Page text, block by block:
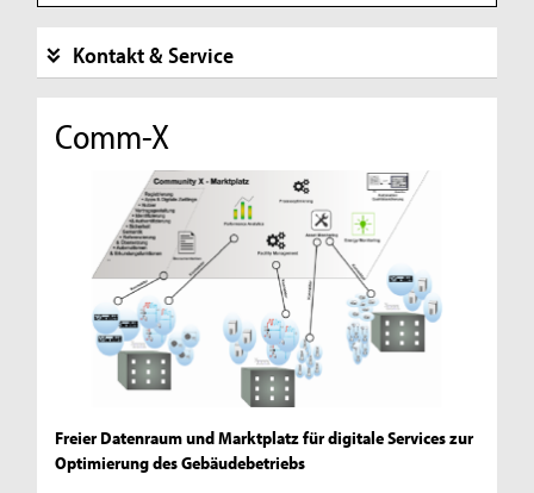
Kontakt & Service
Comm-X
Freier Datenraum und Marktplatz für digitale Services zur
Optimierung des Gebäudebetriebs